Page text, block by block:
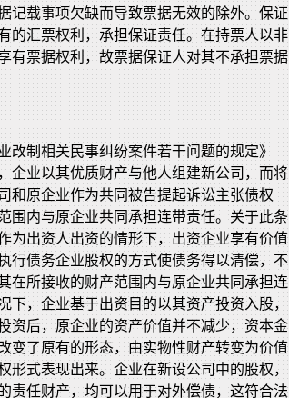
记载事项欠缺而导致票据无效的除外。保证
的汇票权利，承担保证责任。在持票人以非
有票据权利，故票据保证人对其不承担票据
改制相关民事纠纷案件若干问题的规定》
企业以其优质财产与他人组建新公司，而将
和原企业作为共同被告提起诉讼主张债权
围内与原企业共同承担连带责任。关于此条
为出资人出资的情形下，出资企业享有价值
行债务企业股权的方式使债务得以清偿，不
在所接收的财产范围内与原企业共同承担连
下，企业基于出资目的以其资产投资入股，
资后，原企业的资产价值并不减少，资本金
变了原有的形态，由实物性财产转变为价值
形式表现出来。企业在新设公司中的股权，
责任财产，均可以用于对外偿债，这符合法